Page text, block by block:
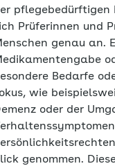
pflegebedürftigen
Prüferinnen und
genau an.
Bedarfe
wie
oder der
genommen.